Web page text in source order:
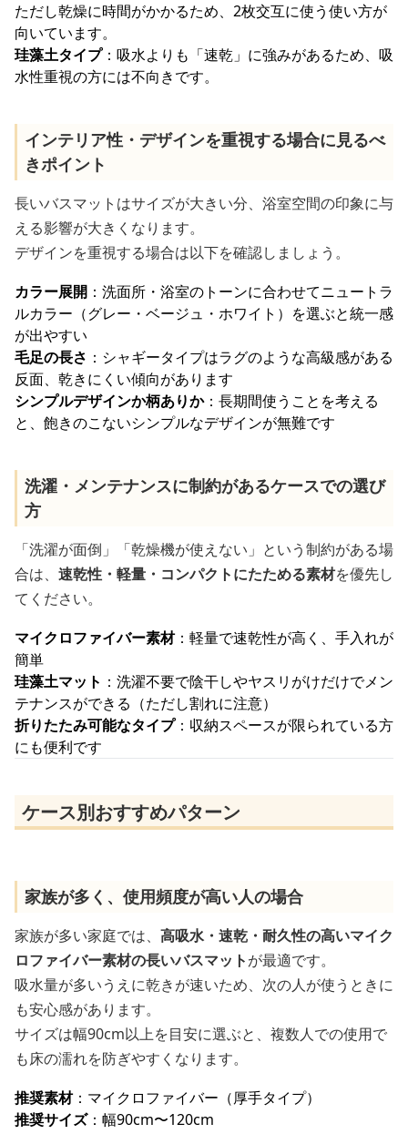
ただし乾燥に時間がかかるため、2枚交互に使う使い方が
向いています。
珪藻土タイプ：吸水よりも「速乾」に強みがあるため、吸
水性重視の方には不向きです。
インテリア性・デザインを重視する場合に見るべ
きポイント
長いバスマットはサイズが大きい分、浴室空間の印象に与
える影響が大きくなります。
デザインを重視する場合は以下を確認しましょう。
カラー展開 ：洗面所・浴室のトーンに合わせてニュートラ
ルカラー（グレー・ベージュ・ホワイト）を選ぶと統一感
が出やすい
毛足の長さ ：シャギータイプはラグのような高級感がある
反面、乾きにくい傾向があります
シンプルデザインか柄ありか：長期間使うことを考える
と、飽きのこないシンプルなデザインが無難です
洗濯・メンテナンスに制約があるケースでの選び
方
「洗濯が面倒」「乾燥機が使えない」という制約がある場
合は、 速乾性・軽量・コンパクトにたためる素材を優先し
てください。
マイクロファイバー素材：軽量で速乾性が高く、手入れが
簡単
珪藻土マット ：洗濯不要で陰干しやヤスリがけだけでメン
テナンスができる（ただし割れに注意）
折りたたみ可能なタイプ：収納スペースが限られている方
にも便利です
ケース別おすすめパターン
家族が多く、使用頻度が高い人の場合
家族が多い家庭では、 高吸水・速乾・耐久性の高いマイク
ロファイバー素材の長いバスマットが最適です。
吸水量が多いうえに乾きが速いため、次の人が使うときに
も安心感があります。
サイズは幅90cm以上を目安に選ぶと、複数人での使用で
も床の濡れを防ぎやすくなります。
推奨素材：マイクロファイバー（厚手タイプ）
推奨サイズ：幅90cm〜120cm